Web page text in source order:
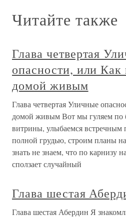
Читайте также
Глава четвертая
опасности, или Как
домой живым
Глава четвертая Уличные
домой живым Вот мы гуляем по
витрины, улыбаемся
полной грудью, строим планы
знать не знаем, что по карнизу
сползает случайный
Глава шестая
Глава шестая Абердин Я